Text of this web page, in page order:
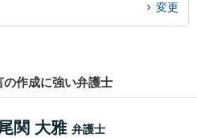
変更
作成に強い弁護士
尾関 大雅 弁護士